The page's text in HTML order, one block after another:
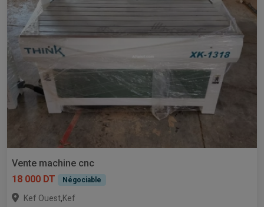
Vente machine cnc
18 000 DT
Négociable
Kef Ouest,Kef